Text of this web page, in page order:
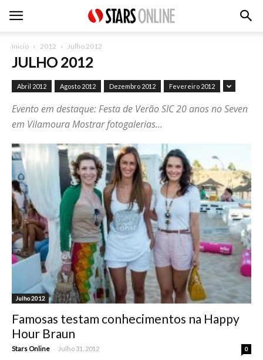
Inicio 2012 Julho 2012
JULHO 2012
Abril 2012 Agosto 2012 Dezembro 2012 Fevereiro 2012
Evento em destaque: Festa de Verão SIC 20 anos no Seven
em Vilamoura Mostrar fotogalerias…
Julho 2012
Famosas testam conhecimentos na Happy
Hour Braun
Stars Online - Julho 31, 2012 0